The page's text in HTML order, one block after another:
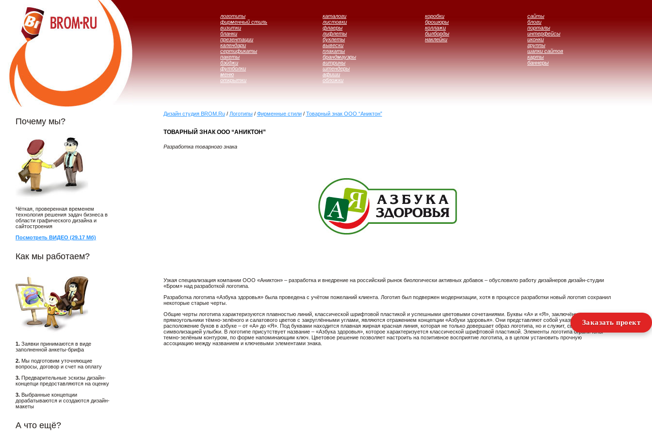
Заказать проект
логотипы
фирменный стиль
визитки
бланки
презентации
календари
сертификаты
пакеты
бэйджи
футболки
меню
открытки
каталоги
листовки
флаеры
лифлеты
буклеты
вывески
плакаты
брандмауэры
витрины
штендеры
афиши
обложки
коробки
брошюры
коллажи
билборды
наклейки
сайты
блоги
порталы
интерфейсы
иконки
группы
шапки сайтов
карты
баннеры
Почему мы?
Чёткая, проверенная временем
технология решения задач бизнеса в
области графического дизайна и
сайтостроения
Посмотреть ВИДЕО (29.17 Мб)
Как мы работаем?
1. Заявки принимаются в виде
заполненной анкеты-брифа
2. Мы подготовим уточняющие
вопросы, договор и счет на оплату
3. Предварительные эскизы дизайн-
концепци предоставляются на оценку
3. Выбранные концепции
дорабатываются и создаются дизайн-
макеты
А что ещё?
Дизайн студия BROM.Ru/ Логотипы/ Фирменные стили/ Товарный знак ООО “Аниктон”
ТОВАРНЫЙ ЗНАК ООО “АНИКТОН”
Разработка товарного знака
Узкая специализация компании ООО «Аниктон» – разработка и внедрение на российский рынок биологически активных добавок – обусловило работу дизайнеров дизайн-студии
«Бром» над разработкой логотипа.
Разработка логотипа «Азбука здоровья» была проведена с учётом пожеланий клиента. Логотип был подвержен модернизации, хотя в процессе разработки новый логотип сохранил
некоторые старые черты.
Общие черты логотипа характеризуются плавностью линий, классической шрифтовой пластикой и успешными цветовыми сочетаниями. Буквы «А» и «Я», заключённые в
прямоугольники тёмно-зелёного и салатового цветов с закруглёнными углами, являются отражением концепции «Азбуки здоровья». Они представляют собой указывание на
расположение буков в азбуке – от «А» до «Я». Под буквами находится плавная жирная красная линия, которая не только довершает образ логотипа, но и служит, своего рода,
символизацией улыбки. В логотипе присутствует название – «Азбука здоровья», которое характеризуется классической шрифтовой пластикой. Элементы логотипа ограничены
темно-зелёным контуром, по форме напоминающим ключ. Цветовое решение позволяет настроить на позитивное восприятие логотипа, а в целом установить прочную
ассоциацию между названием и ключевыми элементами знака.